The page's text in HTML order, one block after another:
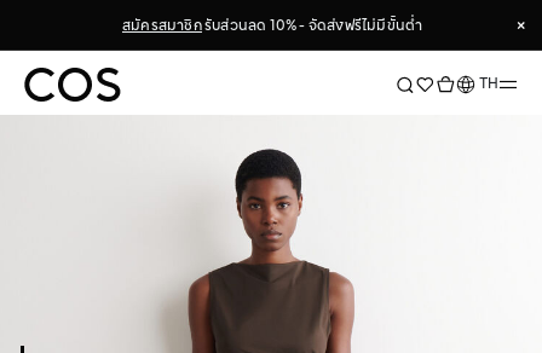
สมัครสมาชิกรับส่วนลด 10% - จัดส่งฟรีไม่มีขั้นต่ำ
×
×
ภาษาTH